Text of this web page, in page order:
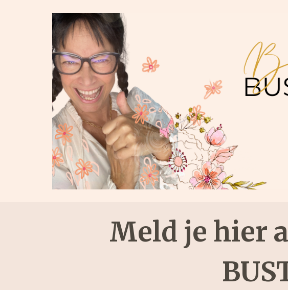
Meld je hier